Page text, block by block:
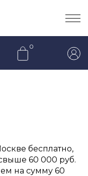
0
бесплатно,
60 000 руб.
на сумму 60